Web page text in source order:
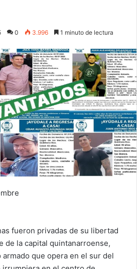
0 3.996 1 minuto de lectura
fueron privadas de su libertad
de la capital quintanarroense,
que opera en el sur del